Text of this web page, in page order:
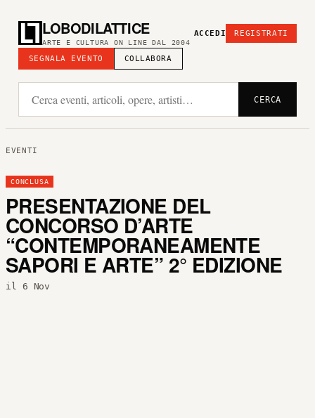
LOBODILATTICE
ARTE E CULTURA ON LINE DAL 2004
SEGNALA EVENTO COLLABORA
ACCEDI REGISTRATI
CERCA
EVENTI
CONCLUSA
PRESENTAZIONE DEL
CONCORSO D’ARTE
“CONTEMPORANEAMENTE
SAPORI E ARTE” 2° EDIZIONE
il 6 Nov